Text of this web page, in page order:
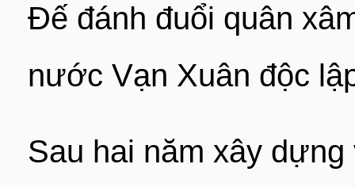
Đế đánh đuổi quân
nước Vạn Xuân độc
Sau hai năm xây